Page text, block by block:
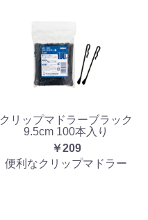
クリップマドラーブラック
9.5cm 100本入り
￥209
便利なクリップマドラー